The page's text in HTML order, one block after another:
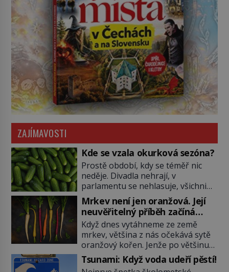
ZAJÍMAVOSTI
Kde se vzala okurková sezóna?
Prostě období, kdy se téměř nic
neděje. Divadla nehrají, v
parlamentu se nehlasuje, všichni
jsou na dovolené a média tak
nemají o čem mluvit a psát. A
vymýšlejí si proto témata, které
nikoho nezajímají. Proč je však ona
letní doba spojovaná zrovna s
okurkami? Okurkovou sezónu
známe už od poloviny 19. století,
ovšem jako Češi […]
Mrkev není jen oranžová. Její
neuvěřitelný příběh začíná
fialovou barvou
Když dnes vytáhneme ze země
mrkev, většina z nás očekává sytě
oranžový kořen. Jenže po většinu
své historie je mrkev všechno
možné, jen ne oranžová. Je fialová,
Tsunami: Když voda udeří pěstí!